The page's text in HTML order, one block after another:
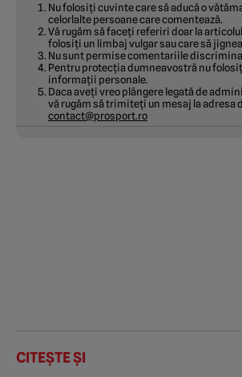
Nu folosiți cuvinte care să aducă o
celorlalte persoane care comentează.
Vă rugăm să faceți referiri doar la
folosiți un limbaj vulgar sau care să
Nu sunt permise comentariile
Pentru protecția dumneavostră nu
informații personale.
Daca aveți vreo plângere legată de
vă rugăm să trimiteți un mesaj la adresa
contact@prosport.ro
CITEȘTE ȘI